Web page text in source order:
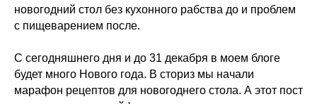
новогодний стол без кухонного рабства до и проблем
с пищеварением после.
С сегодняшнего дня и до 31 декабря в моем блоге
будет много Нового года. В сториз мы начали
марафон рецептов для новогоднего стола. А этот пост